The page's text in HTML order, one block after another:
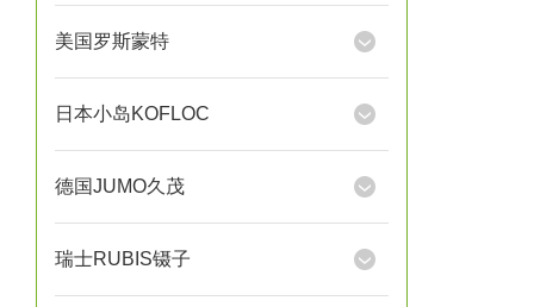
美国罗斯蒙特
日本小岛KOFLOC
德国JUMO久茂
瑞士RUBIS镊子